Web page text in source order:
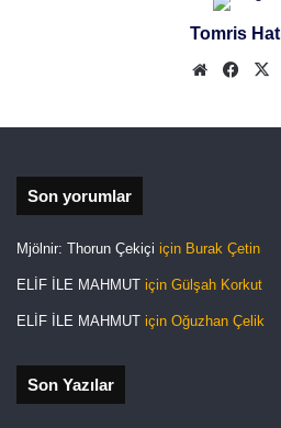
site
si
Tomris
We
site
Fa
ook
Son yorumlar
Mjölnir: Thorun Çekiçi için Burak Çetin
ELİF İLE MAHMUT için Gülşah Korkut
ELİF İLE MAHMUT için Oğuzhan Çelik
Son Yazılar